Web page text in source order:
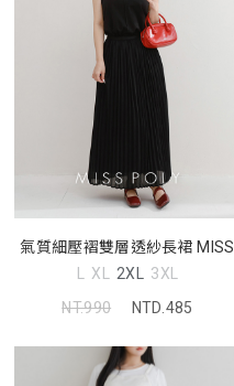
氣質細壓褶雙層透紗長裙 MISS
L XL 2XL 3XL
NT.990
NTD.485